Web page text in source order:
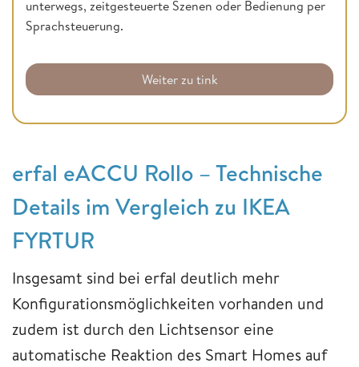
unterwegs, zeitgesteuerte Szenen oder Bedienung per
Sprachsteuerung.
Weiter zu tink
erfal eACCU Rollo – Technische
Details im Vergleich zu IKEA
FYRTUR
Insgesamt sind bei erfal deutlich mehr
Konfigurationsmöglichkeiten vorhanden und
zudem ist durch den Lichtsensor eine
automatische Reaktion des Smart Homes auf